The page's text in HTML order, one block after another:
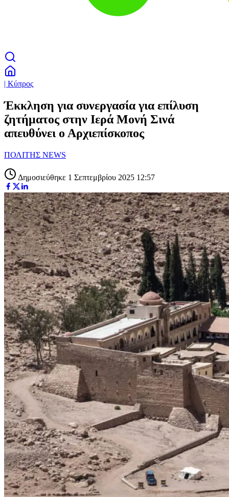
| Κύπρος
Έκκληση για συνεργασία για επίλυση
ζητήματος στην Ιερά Μονή Σινά
απευθύνει ο Αρχιεπίσκοπος
ΠΟΛΙΤΗΣ NEWS
Δημοσιεύθηκε 1 Σεπτεμβρίου 2025 12:57